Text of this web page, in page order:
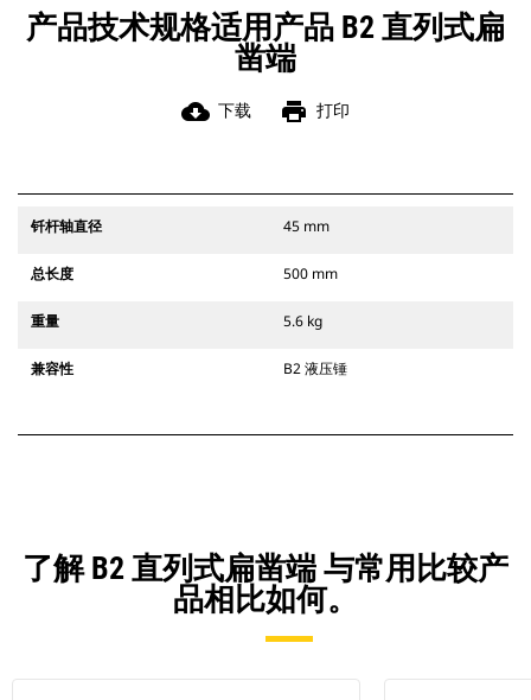
产品技术规格适用产品 B2 直列式扁
凿端
cloud_download 下载 print 打印
钎杆轴直径 45 mm
总长度 500 mm
重量 5.6 kg
兼容性 B2 液压锤
了解 B2 直列式扁凿端 与常用比较产
品相比如何。